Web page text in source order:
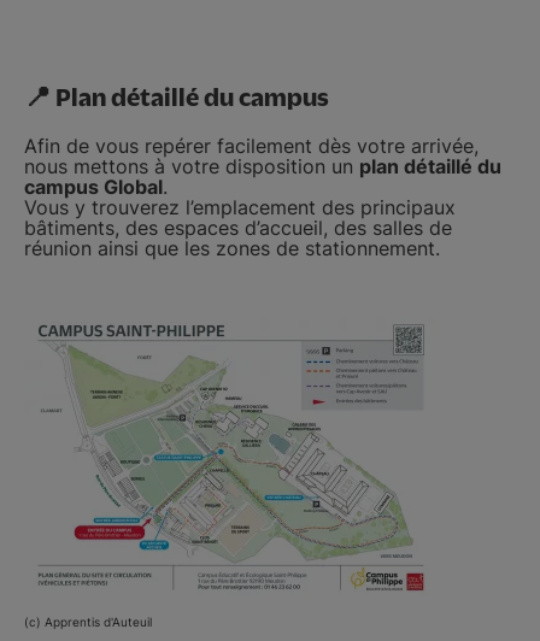
📍 Plan détaillé du campus
Afin de vous repérer facilement dès votre arrivée,
nous mettons à votre disposition un plan détaillé du
campus Global.
Vous y trouverez l’emplacement des principaux
bâtiments, des espaces d’accueil, des salles de
réunion ainsi que les zones de stationnement.
(c) Apprentis d'Auteuil